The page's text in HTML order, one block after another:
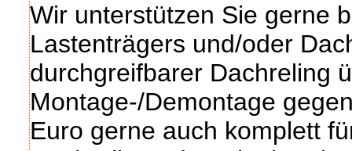
Wir unterstützen Sie gerne
Lastenträgers und/oder
durchgreifbarer Dachreling
Montage-/Demontage
Euro gerne auch komplett